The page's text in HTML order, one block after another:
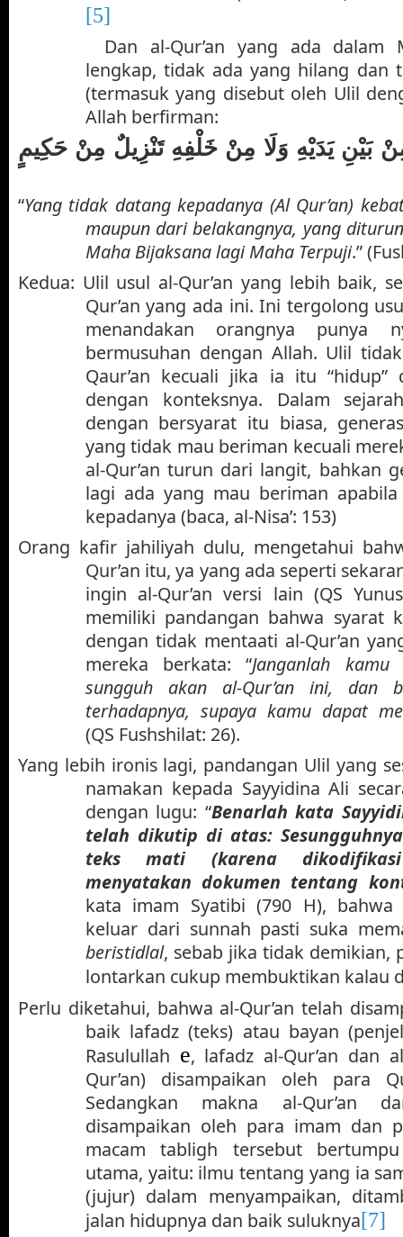
[5]
Dan al-Qur’an yang ada dalam
lengkap, tidak ada yang hilang dan
(termasuk yang disebut oleh Ulil
Allah berfirman:
مِنْ بَيْنِ يَدَيْهِ وَلَا مِنْ خَلْفِهِ تَنْزِيلٌ مِنْ حَكِيمٍ
“Yang tidak datang kepadanya (Al Qur’an)
maupun dari belakangnya, yang
Maha Bijaksana lagi Maha Terpuji.”
Kedua: Ulil usul al-Qur’an yang lebih baik,
Qur’an yang ada ini. Ini tergolong
menandakan orangnya punya
bermusuhan dengan Allah. Ulil
Qaur’an kecuali jika ia itu
dengan konteksnya. Dalam
dengan bersyarat itu biasa,
yang tidak mau beriman kecuali
al-Qur’an turun dari langit, bahkan
lagi ada yang mau beriman
kepadanya (baca, al-Nisa’: 153)
Orang kafir jahiliyah dulu, mengetahui
Qur’an itu, ya yang ada seperti
ingin al-Qur’an versi lain (QS
memiliki pandangan bahwa syarat
dengan tidak mentaati al-Qur’an
mereka berkata: “Janganlah kamu
sungguh akan al-Qur’an ini, dan
terhadapnya, supaya kamu dapat
(QS Fushshilat: 26).
Yang lebih ironis lagi, pandangan Ulil yang
namakan kepada Sayyidina Ali
dengan lugu: “Benarlah kata
telah dikutip di atas:
teks mati (karena
menyatakan dokumen tentang
kata imam Syatibi (790 H),
keluar dari sunnah pasti suka
beristidlal, sebab jika tidak demikian,
lontarkan cukup membuktikan kalau
Perlu diketahui, bahwa al-Qur’an telah
baik lafadz (teks) atau bayan
Rasulullah e, lafadz al-Qur’an dan
Qur’an) disampaikan oleh para
Sedangkan makna al-Qur’an
disampaikan oleh para imam dan
macam tabligh tersebut
utama, yaitu: ilmu tentang yang ia
(jujur) dalam menyampaikan,
jalan hidupnya dan baik suluknya[7]